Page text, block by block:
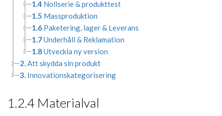
1.4 Nollserie & produkttest
1.5 Massproduktion
1.6 Paketering, lager & Leverans
1.7Underhåll & Reklamation
1.8Utveckla ny version
2.Att skydda sin produkt
3. Innovationskategorisering
1.2.4 Materialval